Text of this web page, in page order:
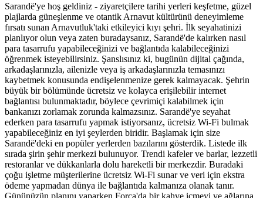
Sarandë'ye hoş geldiniz - ziyaretçilere tarihi yerleri keşfetme, güzel
plajlarda güneşlenme ve otantik Arnavut kültürünü deneyimleme
fırsatı sunan Arnavutluk'taki etkileyici kıyı şehri. İlk seyahatinizi
planlıyor olun veya zaten buradaysanız, Sarandë'de kalırken nasıl
para tasarrufu yapabileceğinizi ve bağlantıda kalabileceğinizi
öğrenmek isteyebilirsiniz. Şanslısınız ki, bugünün dijital çağında,
arkadaşlarınızla, ailenizle veya iş arkadaşlarınızla temasınızı
kaybetmek konusunda endişelenmenize gerek kalmayacak. Şehrin
büyük bir bölümünde ücretsiz ve kolayca erişilebilir internet
bağlantısı bulunmaktadır, böylece çevrimiçi kalabilmek için
bankanızı zorlamak zorunda kalmazsınız. Sarandë'ye seyahat
ederken para tasarrufu yapmak istiyorsanız, ücretsiz Wi-Fi bulmak
yapabileceğiniz en iyi şeylerden biridir. Başlamak için size
Sarandë'deki en popüler yerlerden bazılarını gösterdik. Listede ilk
sırada şirin şehir merkezi bulunuyor. Trendi kafeler ve barlar, lezzetli
restoranlar ve dükkanlarla dolu hareketli bir merkezdir. Buradaki
çoğu işletme müşterilerine ücretsiz Wi-Fi sunar ve veri için ekstra
ödeme yapmadan dünya ile bağlantıda kalmanıza olanak tanır.
Gününüzün planını yaparken Forca'da bir kahve içmeyi ve ağlarına